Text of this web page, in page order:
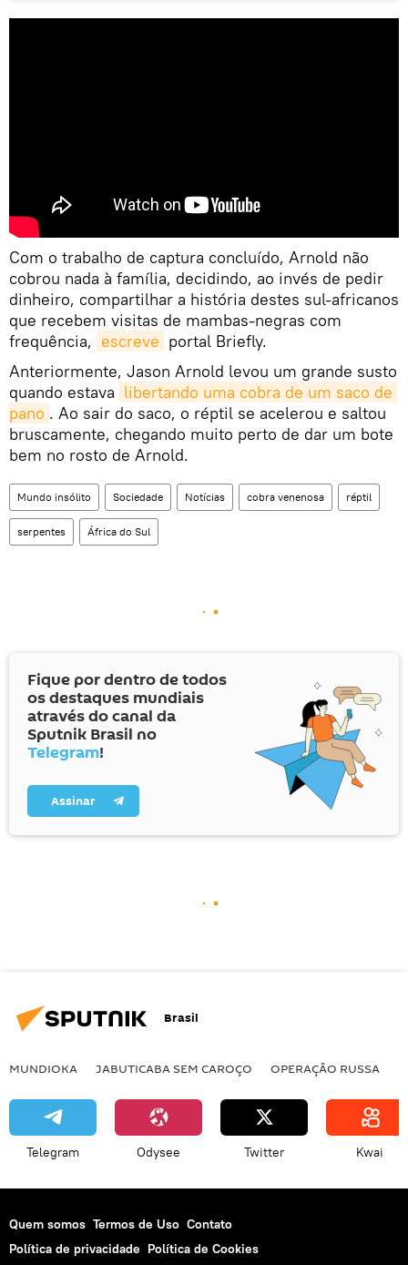
Com o trabalho de captura concluído, Arnold não
cobrou nada à família, decidindo, ao invés de pedir
dinheiro, compartilhar a história destes sul-africanos
que recebem visitas de mambas-negras com
frequência, escreve portal Briefly.
Anteriormente, Jason Arnold levou um grande susto
quando estava libertando uma cobra de um saco de
pano . Ao sair do saco, o réptil se acelerou e saltou
bruscamente, chegando muito perto de dar um bote
bem no rosto de Arnold.
Mundo insólito Sociedade Notícias cobra venenosa réptil
serpentes África do Sul
Fique por dentro de todos
os destaques mundiais
através do canal da
Sputnik Brasil no
Telegram!
Assinar
Brasil
MUNDIOKA JABUTICABA SEM CAROÇO OPERAÇÃO RUSSA
Telegram Odysee Twitter Kwai
Quem somos Termos de Uso Contato
Política de privacidade Política de Cookies